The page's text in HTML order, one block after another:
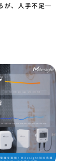
が、人手不足や